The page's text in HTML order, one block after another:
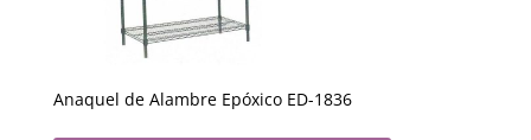
Anaquel de Alambre Epóxico ED-1836